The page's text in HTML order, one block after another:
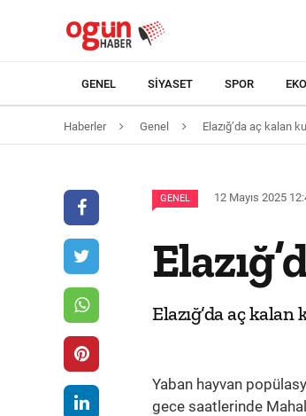
GENEL SIYASET SPOR
Haberler Genel Elazığ’da aç kalan
GENEL 12 Mayıs 2025
Elazığ’da aç
Yaban hayvan
gece saatlerinde